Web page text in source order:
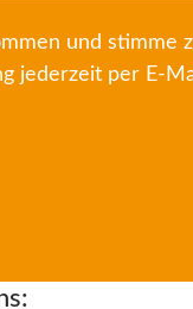
und stimme
jederzeit per E-